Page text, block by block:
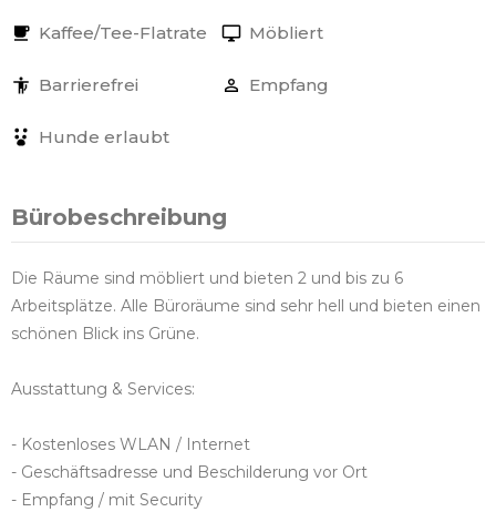
Kaffee/Tee-Flatrate Möbliert
Barrierefrei Empfang
Hunde erlaubt
Bürobeschreibung
Die Räume sind möbliert und bieten 2 und bis zu 6
Arbeitsplätze. Alle Büroräume sind sehr hell und bieten einen
schönen Blick ins Grüne.
Ausstattung & Services:
- Kostenloses WLAN / Internet
- Geschäftsadresse und Beschilderung vor Ort
- Empfang / mit Security